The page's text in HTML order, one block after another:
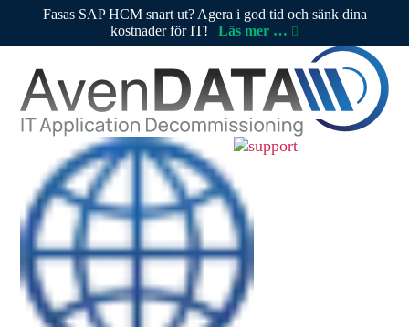
Fasas SAP HCM snart ut? Agera i god tid och sänk dina
kostnader för IT!
Läs mer …